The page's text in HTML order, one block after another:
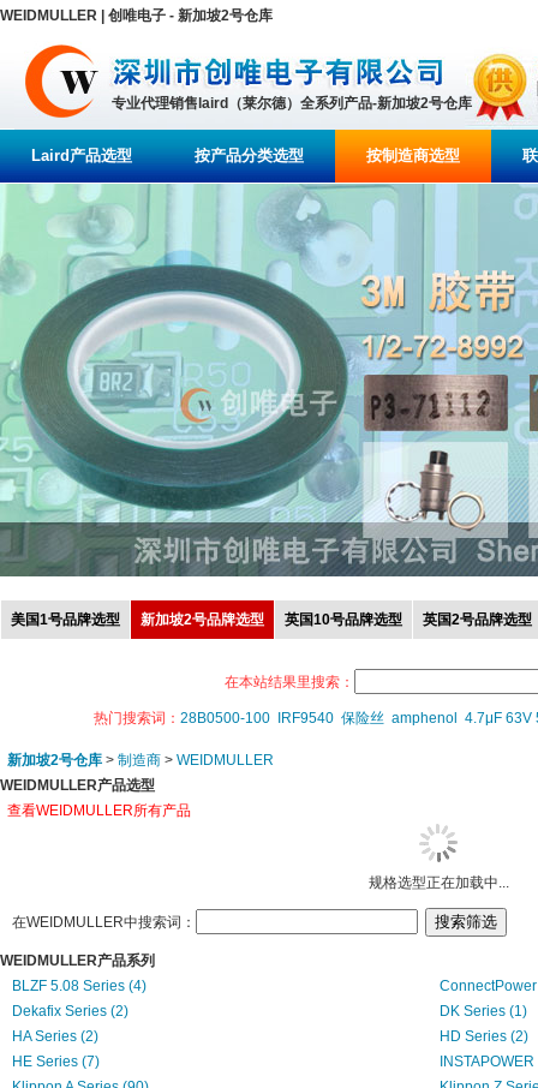
WEIDMULLER | 创唯电子 - 新加坡2号仓库
专业代理销售laird（莱尔德）全系列产品-新加坡2号仓库
Laird产品选型 按产品分类选型 按制造商选型
美国1号品牌选型 新加坡2号品牌选型 英国10号品牌选型 英国2号品牌选型
在本站结果里搜索：
热门搜索词： 28B0500-100 IRF9540 保险丝 amphenol 4.7μF 63V
新加坡2号仓库 > 制造商 > WEIDMULLER
WEIDMULLER产品选型
查看WEIDMULLER所有产品
规格选型正在加载中...
在WEIDMULLER中搜索词：
WEIDMULLER产品系列
BLZF 5.08 Series (4)
Dekafix Series (2)
DK Series (1)
HA Series (2)
HD Series (2)
HE Series (7)